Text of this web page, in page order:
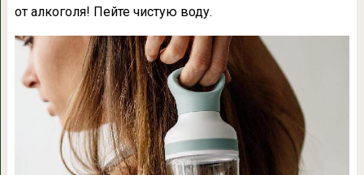
от алкоголя! Пейте чистую воду.